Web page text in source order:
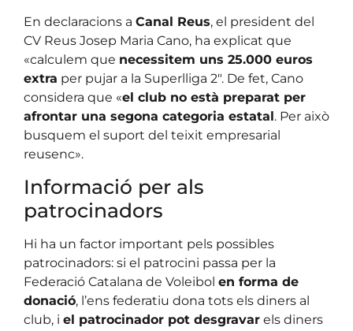
En declaracions a Canal Reus, el president del
CV Reus Josep Maria Cano, ha explicat que
«calculem que necessitem uns 25.000 euros
extra per pujar a la Superlliga 2″. De fet, Cano
considera que «el club no està preparat per
afrontar una segona categoria estatal. Per això
busquem el suport del teixit empresarial
reusenc».
Informació per als
patrocinadors
Hi ha un factor important pels possibles
patrocinadors: si el patrocini passa per la
Federació Catalana de Voleibol en forma de
donació, l’ens federatiu dona tots els diners al
club, i el patrocinador pot desgravar els diners